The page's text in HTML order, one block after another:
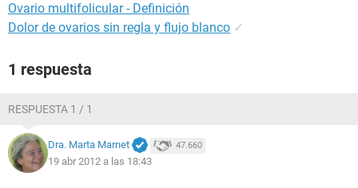
Ovario multifolicular - Definición
Dolor de ovarios sin regla y flujo blanco ✓
1 respuesta
RESPUESTA 1 / 1
Dra. Marta Marnet 47.660
19 abr 2012 a las 18:43